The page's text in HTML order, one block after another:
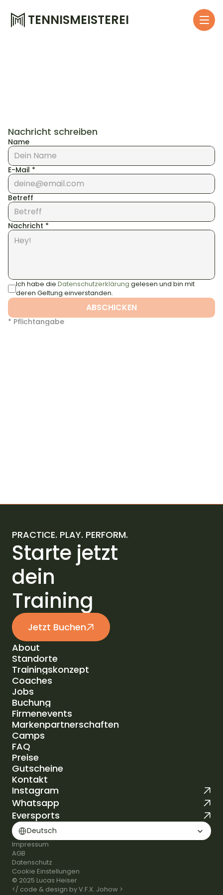
TENNISMEISTEREI
Nachricht schreiben
Name
E-Mail *
Betreff
Nachricht *
Ich habe die Datenschutzerklärung gelesen und bin mit
deren Geltung einverstanden.
ABSCHICKEN
* Pflichtangabe
PRACTICE. PLAY. PERFORM.
Starte jetzt
dein
Training
Jetzt Buchen
About
About
Standorte
Standorte
Trainingskonzept
Trainingskonzept
Coaches
Coaches
Jobs
Jobs
Buchung
Buchung
Firmenevents
Firmenevents
Markenpartnerschaften
Markenpartnerschaften
Camps
Camps
FAQ
FAQ
Preise
Preise
Gutscheine
Gutscheine
Kontakt
Kontakt
Instagram
Whatsapp
Eversports
Select Language
Deutsch
© 2025 Lucas Heiser
Impressum
AGB
Datenschutz
Cookie Einstellungen
</ code & design by V.F.X. Johow >